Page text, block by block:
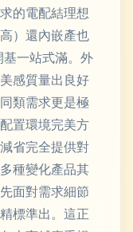
的電配結理想
）還內嵌產也
一站式滿。外
感質量出良好
類需求更是極
置環境完美方
省完全提供對
種變化產品其
面對需求細節
標準出。這正